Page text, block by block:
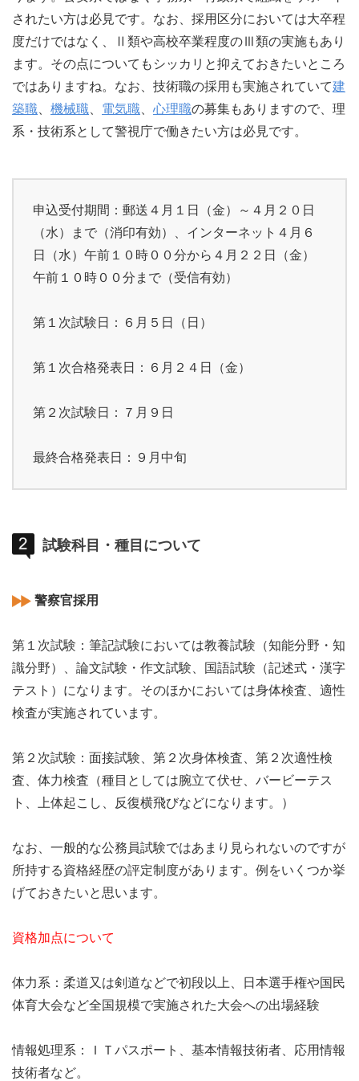
されたい方は必見です。なお、採用区分においては大卒程
度だけではなく、Ⅱ類や高校卒業程度のⅢ類の実施もあり
ます。その点についてもシッカリと抑えておきたいところ
ではありますね。なお、技術職の採用も実施されていて建
築職
機械職 電気職 心理職の募集もありますので、理
系・技術系として警視庁で働きたい方は必見です。
申込受付期間：郵送４月１日（金）～４月２０日
（水）まで（消印有効）、インターネット４月６
日（水）午前１０時００分から４月２２日（金）
午前１０時００分まで（受信有効）
第１次試験日：６月５日（日）
第１次合格発表日：６月２４日（金）
第２次試験日：７月９日
最終合格発表日：９月中旬
試験科目・種目について
警察官採用
第１次試験：筆記試験においては教養試験（知能分野・知
識分野）、論文試験・作文試験、国語試験（記述式・漢字
テスト）になります。そのほかにおいては身体検査、適性
検査が実施されています。
第２次試験：面接試験、第２次身体検査、第２次適性検
査、体力検査（種目としては腕立て伏せ、バービーテス
ト、上体起こし、反復横飛びなどになります。）
なお、一般的な公務員試験ではあまり見られないのですが
所持する資格経歴の評定制度があります。例をいくつか挙
げておきたいと思います。
資格加点について
体力系：柔道又は剣道などで初段以上、日本選手権や国民
体育大会など全国規模で実施された大会への出場経験
情報処理系：ＩＴパスポート、基本情報技術者、応用情報
技術者など。